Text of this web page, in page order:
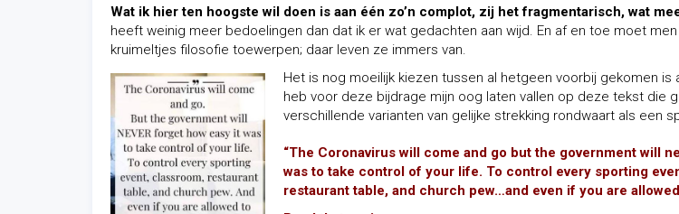
Wat ik hier ten hoogste wil doen is aan één zo’n complot, zij het fragmentarisch, wat
heeft weinig meer bedoelingen dan dat ik er wat gedachten aan wijd. En af en toe moet
kruimeltjes filosofie toewerpen; daar leven ze immers van.
Het is nog moeilijk kiezen tussen al hetgeen voorbij gekomen is
heb voor deze bijdrage mijn oog laten vallen op deze tekst die
verschillende varianten van gelijke strekking rondwaart als een
“The Coronavirus will come and go but the government will
was to take control of your life. To control every sporting
restaurant table, and church pew…and even if you are